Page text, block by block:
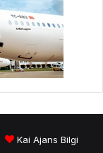
Kai Ajans Bilgi